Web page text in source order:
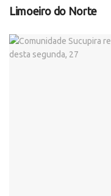
Limoeiro do Norte